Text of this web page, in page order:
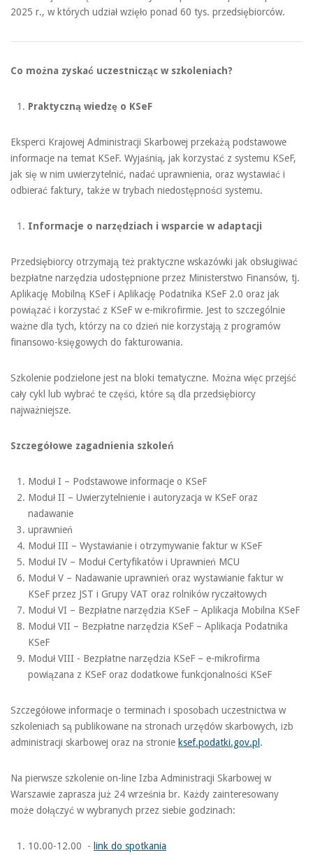
2025 r., w których udział wzięło ponad 60 tys. przedsiębiorców.
Co można zyskać uczestnicząc w szkoleniach?
Praktyczną wiedzę o KSeF
Eksperci Krajowej Administracji Skarbowej przekażą podstawowe
informacje na temat KSeF. Wyjaśnią, jak korzystać z systemu KSeF,
jak się w nim uwierzytelnić, nadać uprawnienia, oraz wystawiać i
odbierać faktury, także w trybach niedostępności systemu.
Informacje o narzędziach i wsparcie w adaptacji
Przedsiębiorcy otrzymają też praktyczne wskazówki jak obsługiwać
bezpłatne narzędzia udostępnione przez Ministerstwo Finansów, tj.
Aplikację Mobilną KSeF i Aplikację Podatnika KSeF 2.0 oraz jak
powiązać i korzystać z KSeF w e-mikrofirmie. Jest to szczególnie
ważne dla tych, którzy na co dzień nie korzystają z programów
finansowo-księgowych do fakturowania.
Szkolenie podzielone jest na bloki tematyczne. Można więc przejść
cały cykl lub wybrać te części, które są dla przedsiębiorcy
najważniejsze.
Szczegółowe zagadnienia szkoleń
Moduł I – Podstawowe informacje o KSeF
Moduł II – Uwierzytelnienie i autoryzacja w KSeF oraz
nadawanie
uprawnień
Moduł III – Wystawianie i otrzymywanie faktur w KSeF
Moduł IV – Moduł Certyfikatów i Uprawnień MCU
Moduł V – Nadawanie uprawnień oraz wystawianie faktur w
KSeF przez JST i Grupy VAT oraz rolników ryczałtowych
Moduł VI – Bezpłatne narzędzia KSeF – Aplikacja Mobilna KSeF
Moduł VII – Bezpłatne narzędzia KSeF – Aplikacja Podatnika
KSeF
Moduł VIII - Bezpłatne narzędzia KSeF – e-mikrofirma
powiązana z KSeF oraz dodatkowe funkcjonalności KSeF
Szczegółowe informacje o terminach i sposobach uczestnictwa w
szkoleniach są publikowane na stronach urzędów skarbowych, izb
administracji skarbowej oraz na stronie ksef.podatki.gov.pl.
Na pierwsze szkolenie on-line Izba Administracji Skarbowej w
Warszawie zaprasza już 24 września br. Każdy zainteresowany
może dołączyć w wybranych przez siebie godzinach:
10.00-12.00 - link do spotkania